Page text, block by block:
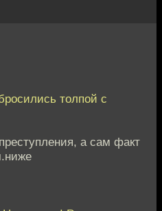
толпой с
а сам факт